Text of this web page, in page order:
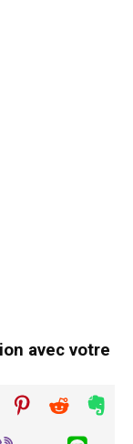
avec votre